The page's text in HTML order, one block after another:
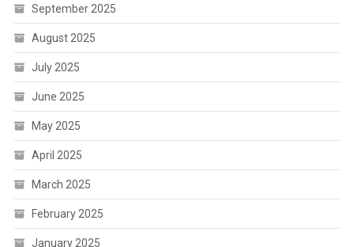
September 2025
August 2025
July 2025
June 2025
May 2025
April 2025
March 2025
February 2025
January 2025